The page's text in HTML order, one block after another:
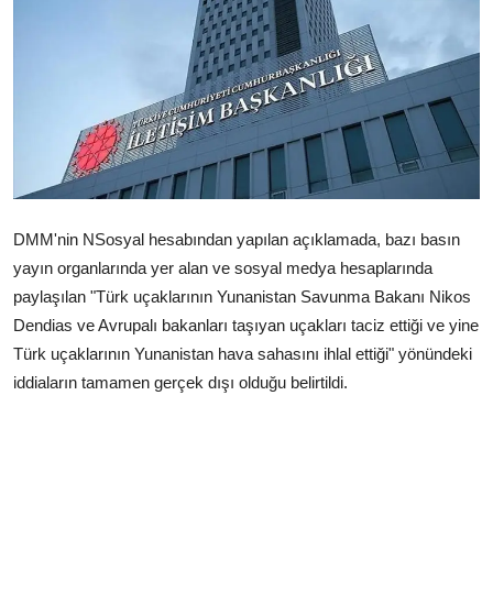
DMM'nin NSosyal hesabından yapılan açıklamada, bazı basın
yayın organlarında yer alan ve sosyal medya hesaplarında
paylaşılan "Türk uçaklarının Yunanistan Savunma Bakanı Nikos
Dendias ve Avrupalı bakanları taşıyan uçakları taciz ettiği ve yine
Türk uçaklarının Yunanistan hava sahasını ihlal ettiği" yönündeki
iddiaların tamamen gerçek dışı olduğu belirtildi.